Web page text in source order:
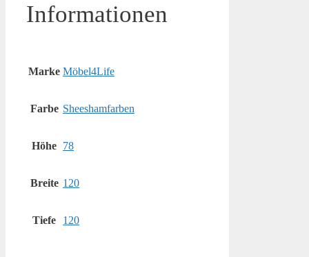
Informationen
Marke Möbel4Life
Farbe Sheeshamfarben
Höhe 78
Breite 120
Tiefe 120